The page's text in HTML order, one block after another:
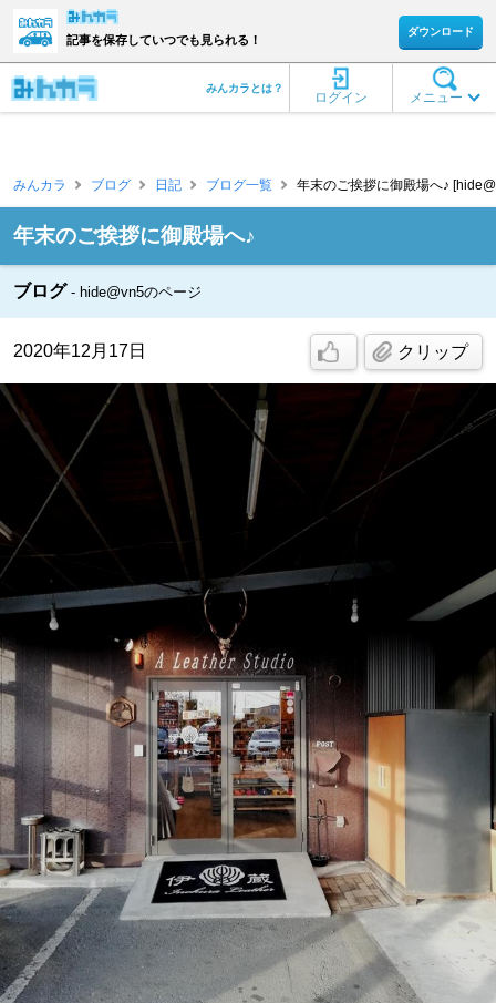
記事を保存していつでも見られる！
ダウンロード
メニュー
ログイン
みんカラとは？
みんカラ ブログ 日記 ブログ一覧 年末のご挨拶に御殿場へ♪
年末のご挨拶に御殿場へ♪
ブログ hide@vn5のページ
2020年12月17日 クリップ